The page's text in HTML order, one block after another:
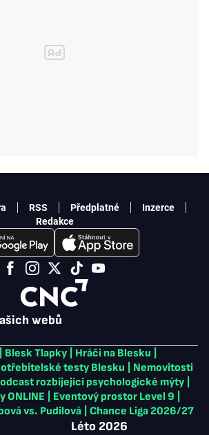
webů
Blesk Tlapky Hráči na Blesku
testy Blesku
Nemovitosti
rozbíjející psychologické mýty
ONLINE
Eventový prostor Level 9
vs. Pudilová
Chance Liga 2026/27
Léto 2026
RSS Předplatné
Inzerce
Redakce